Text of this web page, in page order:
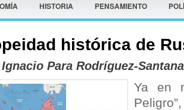
HISTORIA PENSAMIENTO
histórica de
Ignacio Para Rodríguez-Santana
Ya en